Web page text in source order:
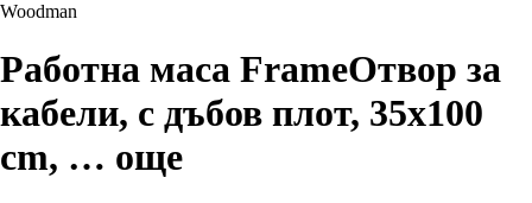
Woodman
Работна маса FrameОтвор за
кабели, с дъбов плот, 35x100
cm, … още